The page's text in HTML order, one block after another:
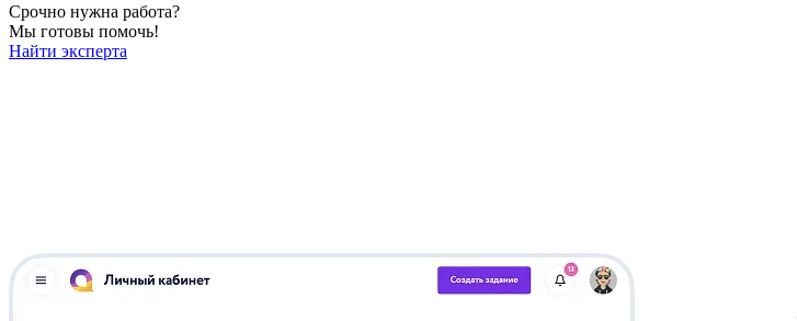
Срочно нужна работа?
Мы готовы помочь!
Найти эксперта